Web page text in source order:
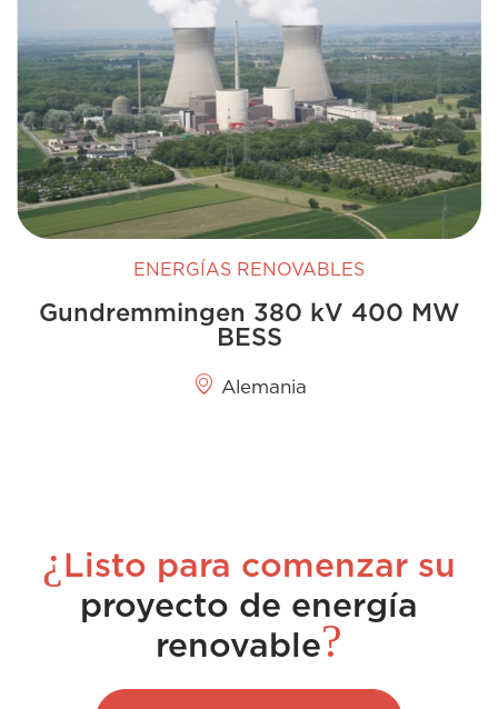
ENERGÍAS RENOVABLES
Gundremmingen 380 kV 400 MW
BESS
Alemania
¿ Listo para comenzar su
proyecto de energía
renovable?